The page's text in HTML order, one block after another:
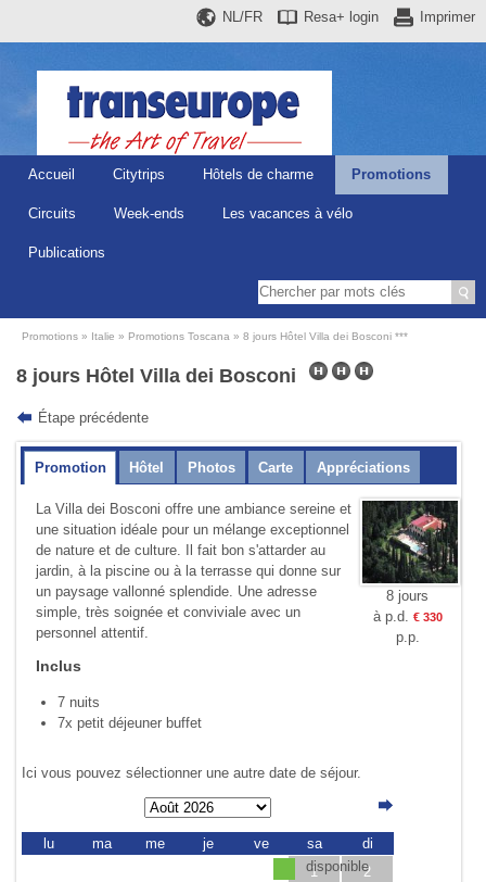
Imprimer
Resa+ login
NL/FR
Accueil Citytrips Hôtels de charme Promotions
Circuits Week-ends Les vacances à vélo
Publications
Promotions Italie Promotions Toscana 8 jours Hôtel Villa dei Bosconi ***
8 jours Hôtel Villa dei Bosconi
Étape précédente
Promotion Hôtel Photos Carte Appréciations
La Villa dei Bosconi offre une ambiance sereine et
une situation idéale pour un mélange exceptionnel
de nature et de culture. Il fait bon s'attarder au
jardin, à la piscine ou à la terrasse qui donne sur
un paysage vallonné splendide. Une adresse
simple, très soignée et conviviale avec un
personnel attentif.
Inclus
7 nuits
7x petit déjeuner buffet
8 jours
à p.d.
€ 330
p.p.
Ici vous pouvez sélectionner une autre date de séjour.
lu ma me je ve sa
di
1
2
disponible